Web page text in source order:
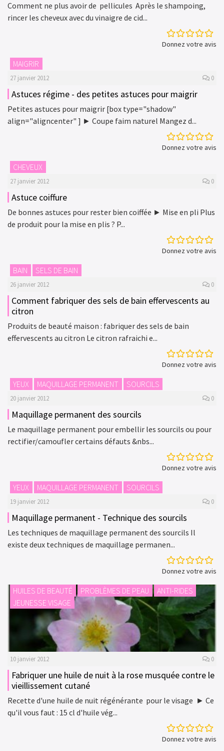
Comment ne plus avoir de pellicules Après le shampoing,
rincer les cheveux avec du vinaigre de cid...
Donnez votre avis
MAIGRIR
27 janvier 2012 0
Astuces régime - des petites astuces pour maigrir
Petites astuces pour maigrir [box type="shadow"
align="aligncenter" ] ► Coupe faim naturel Mangez d...
Donnez votre avis
CHEVEUX
27 janvier 2012 0
Astuce coiffure
De bonnes astuces pour rester bien coiffée ► Mise en pli Plus
de produit pour la mise en plis ? P...
Donnez votre avis
BAIN SELS DE BAIN
26 janvier 2012 0
Comment fabriquer des sels de bain effervescents au
citron
Produits de beauté maison : fabriquer des sels de bain
effervescents au citron Le citron rafraichi e...
Donnez votre avis
YEUX MAQUILLAGE PERMANENT SOURCILS
20 janvier 2012 0
Maquillage permanent des sourcils
Le maquillage permanent pour embellir les sourcils ou pour
rectifier/camoufler certains défauts &nbs...
Donnez votre avis
YEUX MAQUILLAGE PERMANENT SOURCILS
19 janvier 2012 0
Maquillage permanent - Technique des sourcils
Les techniques de maquillage permanent des sourcils Il
existe deux techniques de maquillage permanen...
Donnez votre avis
HUILES DE BEAUTÉ PROBLÈMES DE PEAU
ANTI-RIDES
JEUNESSE VISAGE
10 janvier 2012 0
Fabriquer une huile de nuit à la rose musquée contre le
vieillissement cutané
Recette d'une huile de nuit régénérante pour le visage ► Ce
qu'il vous faut : 15 cl d'huile vég...
Donnez votre avis